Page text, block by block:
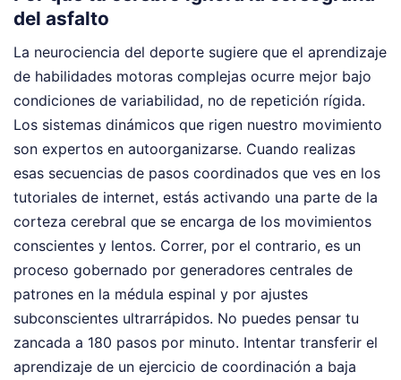
del asfalto
La neurociencia del deporte sugiere que el aprendizaje
de habilidades motoras complejas ocurre mejor bajo
condiciones de variabilidad, no de repetición rígida.
Los sistemas dinámicos que rigen nuestro movimiento
son expertos en autoorganizarse. Cuando realizas
esas secuencias de pasos coordinados que ves en los
tutoriales de internet, estás activando una parte de la
corteza cerebral que se encarga de los movimientos
conscientes y lentos. Correr, por el contrario, es un
proceso gobernado por generadores centrales de
patrones en la médula espinal y por ajustes
subconscientes ultrarrápidos. No puedes pensar tu
zancada a 180 pasos por minuto. Intentar transferir el
aprendizaje de un ejercicio de coordinación a baja